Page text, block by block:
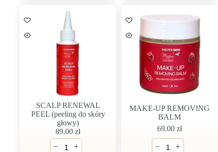
SCALP RENEWAL
PEEL (peeling do skóry
głowy)
89.00 zł
ilość
SCALP
− +
MAKE-UP REMOVING
BALM
69.00 zł
ilość
MAKE-
− +